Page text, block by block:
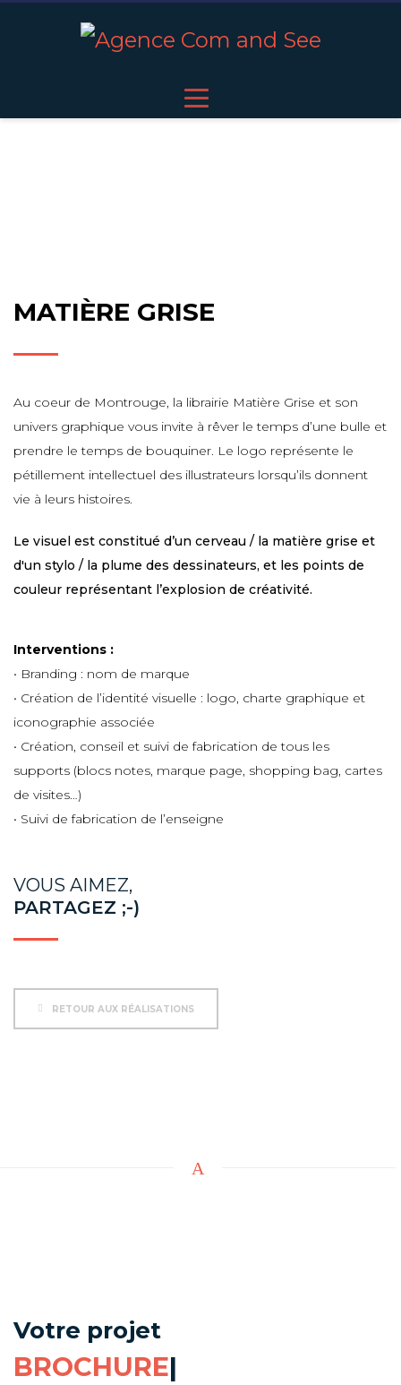
MATIÈRE GRISE
Au coeur de Montrouge, la librairie Matière Grise et son
univers graphique vous invite à rêver le temps d’une bulle et
prendre le temps de bouquiner. Le logo représente le
pétillement intellectuel des illustrateurs lorsqu’ils donnent
vie à leurs histoires.
Le visuel est constitué d’un cerveau / la matière grise et
d'un stylo / la plume des dessinateurs, et les points de
couleur représentant l’explosion de créativité.
Interventions :
• Branding : nom de marque
• Création de l’identité visuelle : logo, charte graphique et
iconographie associée
• Création, conseil et suivi de fabrication de tous les
supports (blocs notes, marque page, shopping bag, cartes
de visites…)
• Suivi de fabrication de l’enseigne
VOUS AIMEZ,
PARTAGEZ ;-)
RETOUR AUX RÉALISATIONS
Votre projet
|